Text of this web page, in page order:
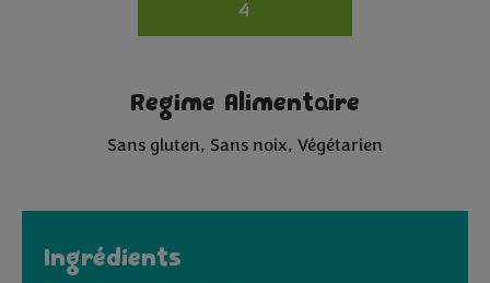
4
Regime Alimentaire
Sans gluten Sans noix Végétarien
Ingrédients